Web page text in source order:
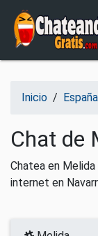
Salir del contenido
Inicio / España
Chat de
Chatea en
internet en